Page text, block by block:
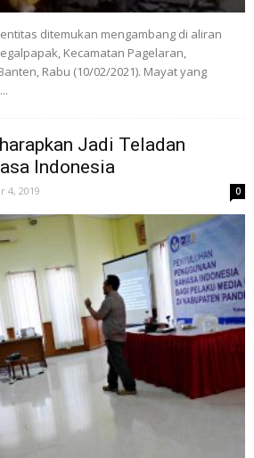
ditemukan mengambang di aliran
Kecamatan Pagelaran,
Rabu (10/02/2021). Mayat yang
Jadi Teladan
Indonesia
4, 2019 0